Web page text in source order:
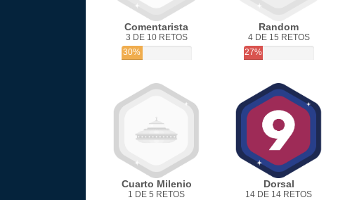
Comentarista
3 DE 10 RETOS
30%
Random
4 DE 15 RETOS
27%
Cuarto Milenio
1 DE 5 RETOS
Dorsal
14 DE 14 RETOS